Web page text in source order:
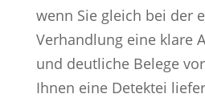
wenn Sie gleich bei der
Verhandlung eine klare
und deutliche Belege
Ihnen eine Detektei